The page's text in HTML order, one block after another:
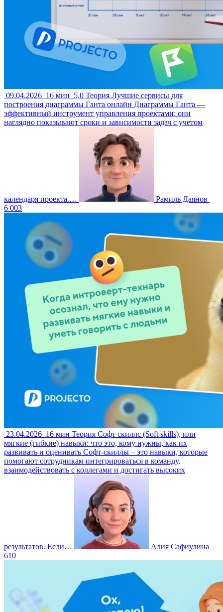
09.04.2026 16 мин 5,0 Теория Лучшие сервисы для
построения диаграммы Ганта онлайн Диаграммы Ганта —
эффективный инструмент управления проектами: они
наглядно показывают сроки и зависимости задач с учетом
календаря проекта.…
Рамиль Даянов
6 003
23.04.2026 16 мин Теория Софт скиллс (Soft skills), или
мягкие (гибкие) навыки: что это, кому нужны, как их
развивать и оценивать Софт-скиллы – это навыки, которые
помогают сотрудникам интегрироваться в команду,
взаимодействовать с коллегами и достигать высоких
результатов. Если…
Алия Сафиулина
610